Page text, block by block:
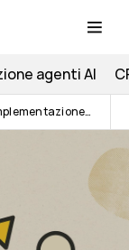
agenti AI
Come massimizzare il ROI nell'implementazione di Salesforce